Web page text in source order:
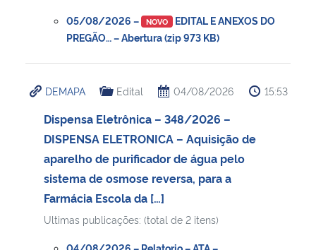
05/08/2026 – NOVO EDITAL E ANEXOS DO
PREGÃO… – Abertura (zip 973 KB)
DEMAPA Edital 04/08/2026 15:53
Dispensa Eletrônica – 348/2026 –
DISPENSA ELETRONICA – Aquisição de
aparelho de purificador de água pelo
sistema de osmose reversa, para a
Farmácia Escola da […]
Ultimas publicações: (total de 2 itens)
04/08/2026 – Relatorio – ATA –